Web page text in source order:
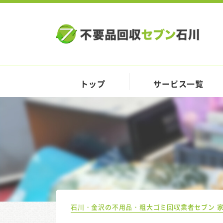
トップ サービス一覧
石川・金沢の不用品・粗大ゴミ回収業者セブン